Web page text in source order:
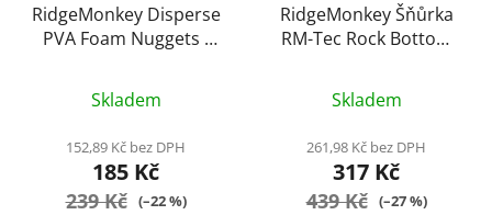
RidgeMonkey Disperse
PVA Foam Nuggets -
Skladem
152,89 Kč bez DPH
185 Kč
239 Kč (–22 %)
RidgeMonkey Šňůrka
RM-Tec Rock Bottom
Stiff 25lb 10m Camo
Green
Skladem
261,98 Kč bez DPH
317 Kč
439 Kč (–27 %)